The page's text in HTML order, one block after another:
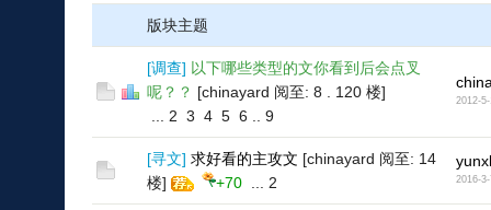
版块主题
[调查] 以下哪些类型的文你看到后会点叉
呢？？ [chinayard 阅至: 8 . 120 楼]
2 3 4 5 6 9
2012-5-
[寻文] 求好看的主攻文 [chinayard 阅至: 14
楼]
+70 2 2016-3-